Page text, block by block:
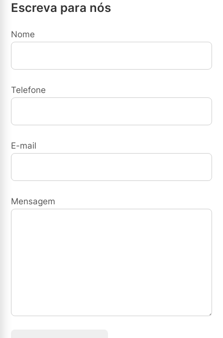
Escreva para nós
Nome
Telefone
E-mail
Mensagem